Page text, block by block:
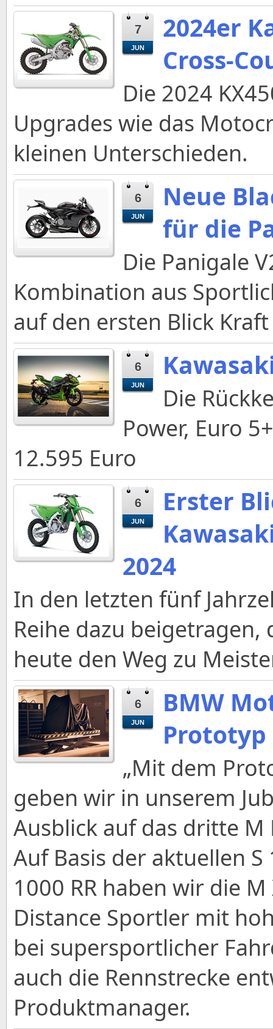
7
JUN
2024er
Cross-
Die 2024
Upgrades wie das
kleinen Unterschieden.
6
JUN
Neue
für die
Die Panigale
Kombination aus
auf den ersten Blick
6
JUN
Die
Power, Euro
12.595 Euro
6
JUN
Erster
2024
In den letzten fünf
Reihe dazu
heute den Weg zu
6
JUN
BMW
Prototyp
„Mit dem
geben wir in unserem
Ausblick auf das dritte
Auf Basis der aktuellen S
1000 RR haben wir die
Distance Sportler mit
bei supersportlicher
auch die Rennstrecke
Produktmanager.